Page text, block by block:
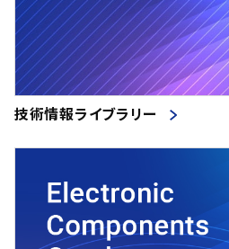
技術情報ライブラリー